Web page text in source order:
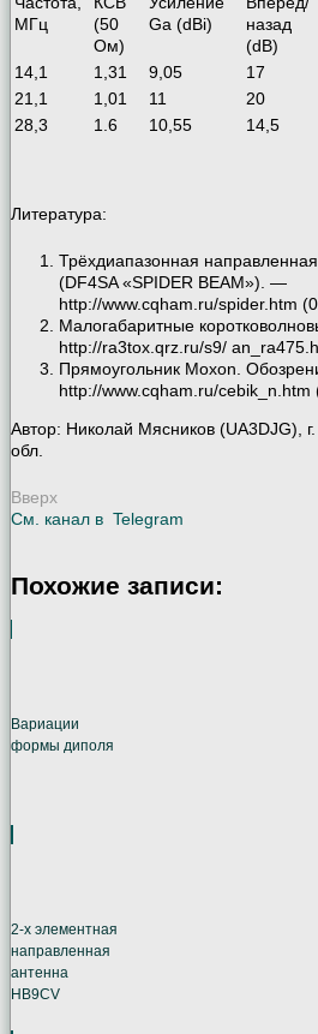
МГц
(50
Ом)
Ga (dBi)
назад
(dB)
14,1
1,31 9,05 17
21,1
1,01 11 20
28,3
1.6 10,55 14,5
Литература:
Трёхдиапазонная
(DF4SA «SPIDER BEAM»). —
http://www.cqham.ru/spider.htm
Малогабаритные
http://ra3tox.qrz.ru/s9/
Прямоугольник Moxon.
http://www.cqham.ru/cebik_n.htm
Автор: Николай Мясников (UA3DJG),
обл.
Вверх
См. канал в Telegram
Похожие записи:
Вариации
формы диполя
2-х элементная
направленная
антенна
HB9CV